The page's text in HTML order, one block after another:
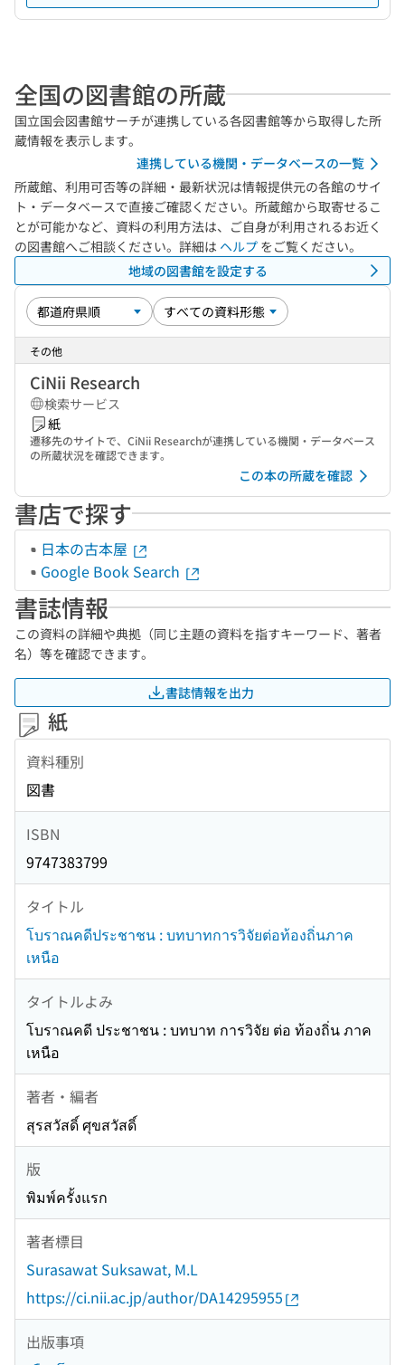
全国の図書館の所蔵
国立国会図書館サーチが連携している各図書館等から取得した所
蔵情報を表示します。
連携している機関・データベースの一覧
所蔵館、利用可否等の詳細・最新状況は情報提供元の各館のサイ
ト・データベースで直接ご確認ください。所蔵館から取寄せるこ
とが可能かなど、資料の利用方法は、ご自身が利用されるお近く
の図書館へご相談ください。詳細は ヘルプ をご覧ください。
地域の図書館を設定する
その他
CiNii Research
検索サービス
紙
遷移先のサイトで、CiNii Researchが連携している機関・データベース
の所蔵状況を確認できます。
この本の所蔵を確認
書店で探す
日本の古本屋
Google Book Search
書誌情報
この資料の詳細や典拠（同じ主題の資料を指すキーワード、著者
名）等を確認できます。
書誌情報を出力
紙
資料種別
図書
ISBN
9747383799
タイトル
โบราณคดีประชาชน : บทบาทการวิจัยต่อท้องถิ่นภาค
เหนือ
タイトルよみ
โบราณคดี ประชาชน : บทบาท การวิจัย ต่อ ท้องถิ่น ภาค
เหนือ
著者・編者
สุรสวัสดิ์ ศุขสวัสดิ์
版
พิมพ์ครั้งแรก
著者標目
Surasawat Suksawat, M.L
https://ci.nii.ac.jp/author/DA14295955
出版事項